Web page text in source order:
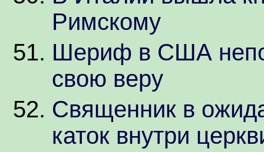
Римскому
Шериф в США
свою веру
Священник в
каток внутри